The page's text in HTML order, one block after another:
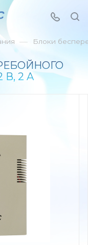
— Блоки
В, 2 A